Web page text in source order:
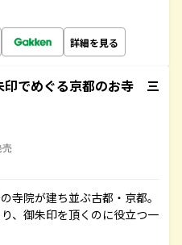
詳細を見る
でめぐる京都のお寺 三
売
寺院が建ち並ぶ古都・京都。
、御朱印を頂くのに役立つ一